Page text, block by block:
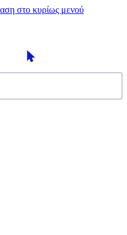
στο κυρίως μενού